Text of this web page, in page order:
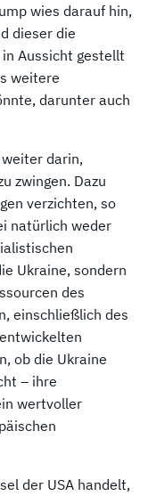
wies darauf hin,
dieser die
Aussicht gestellt
weitere
darunter auch
darin,
zwingen. Dazu
verzichten, so
natürlich weder
Ukraine, sondern
des
einschließlich des
ob die Ukraine
– ihre
wertvoller
der USA handelt,